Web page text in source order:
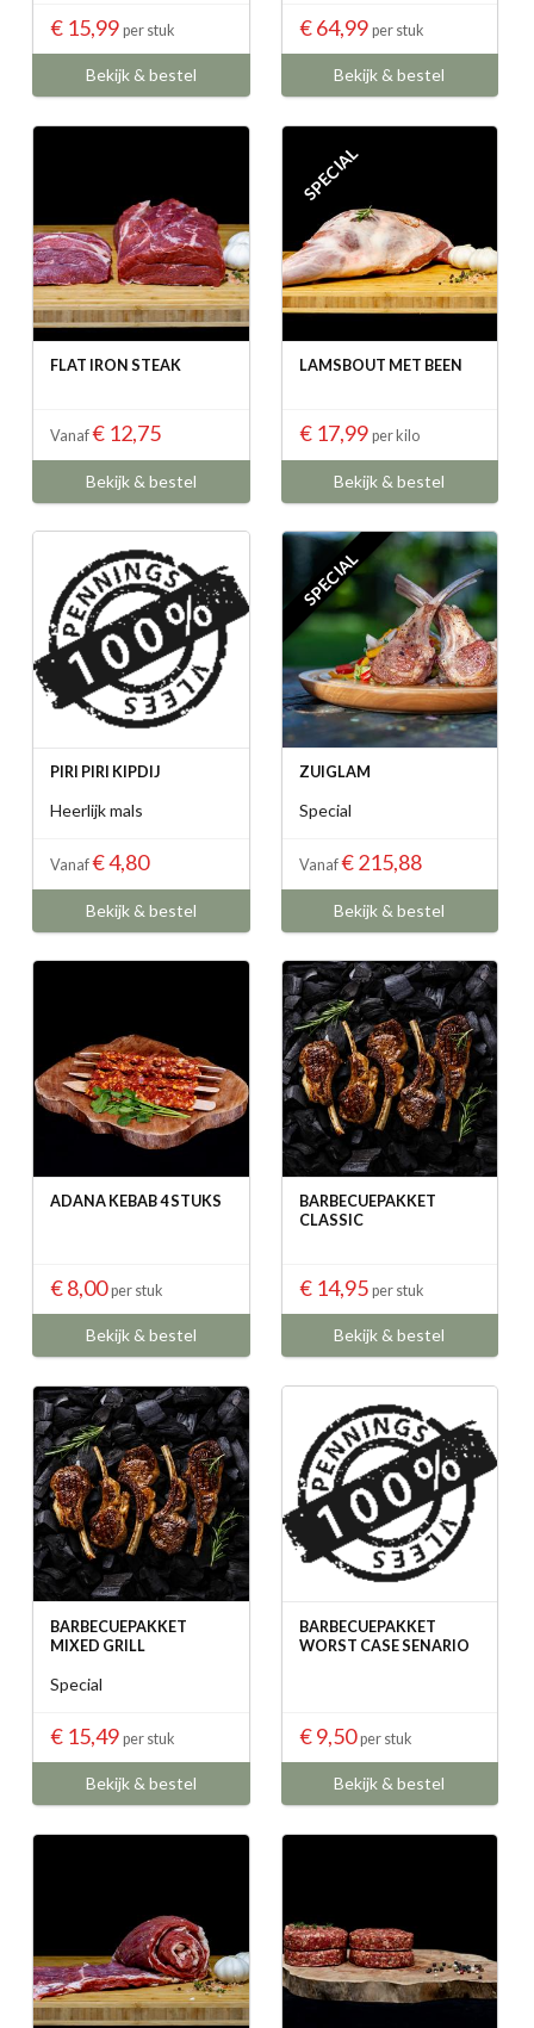
€ 15,99 per stuk
Bekijk & bestel
€ 64,99 per stuk
Bekijk & bestel
FLAT IRON STEAK
Vanaf€ 12,75
Bekijk & bestel
SPECIAL
LAMSBOUT MET BEEN
€ 17,99 per kilo
Bekijk & bestel
PIRI PIRI KIPDIJ
Heerlijk mals
Vanaf€ 4,80
Bekijk & bestel
SPECIAL
ZUIGLAM
Special
Vanaf€ 215,88
Bekijk & bestel
ADANA KEBAB 4 STUKS
€ 8,00per stuk
Bekijk & bestel
BARBECUEPAKKET
CLASSIC
€ 14,95 per stuk
Bekijk & bestel
BARBECUEPAKKET
MIXED GRILL
Special
€ 15,49 per stuk
Bekijk & bestel
BARBECUEPAKKET
WORST CASE SENARIO
€ 9,50per stuk
Bekijk & bestel